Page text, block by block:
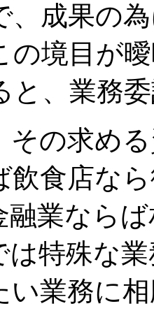
、成果の
の境目が
と、業務
その求め
飲食店な
融業なら
は特殊な
い業務に